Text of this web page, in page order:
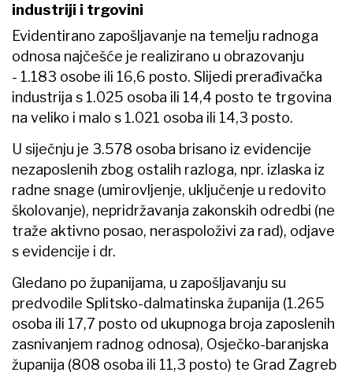
industriji i trgovini
Evidentirano zapošljavanje na temelju radnoga
odnosa najčešće je realizirano u obrazovanju
- 1.183 osobe ili 16,6 posto. Slijedi prerađivačka
industrija s 1.025 osoba ili 14,4 posto te trgovina
na veliko i malo s 1.021 osoba ili 14,3 posto.
U siječnju je 3.578 osoba brisano iz evidencije
nezaposlenih zbog ostalih razloga, npr. izlaska iz
radne snage (umirovljenje, uključenje u redovito
školovanje), nepridržavanja zakonskih odredbi (ne
traže aktivno posao, neraspoloživi za rad), odjave
s evidencije i dr.
Gledano po županijama, u zapošljavanju su
predvodile Splitsko-dalmatinska županija (1.265
osoba ili 17,7 posto od ukupnoga broja zaposlenih
zasnivanjem radnog odnosa), Osječko-baranjska
županija (808 osoba ili 11,3 posto) te Grad Zagreb